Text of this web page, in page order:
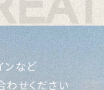
ンなど
せください